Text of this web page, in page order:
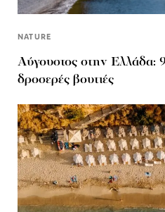
NATURE
Αύγουστος στην Ελλάδα:
δροσερές βουτιές